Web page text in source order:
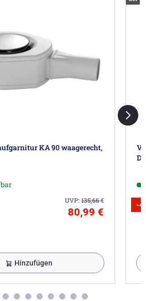
KA 90 waagerecht,
UVP:135,66€
80,99 €
Hinzufügen
-